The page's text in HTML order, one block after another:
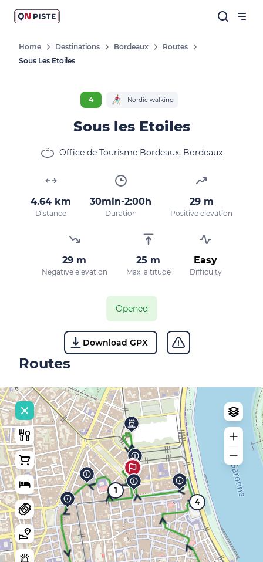
Home Destinations Bordeaux
Routes
Sous Les Etoiles
4 Nordic walking
Sous les Etoiles
Office de Tourisme Bordeaux, Bordeaux
4.64 km
Distance
30min-2:00h
Duration
29 m
Positive elevation
29 m
Negative elevation
25 m
Max. altitude
Easy
Difficulty
Opened
Download GPX
Routes
1
4